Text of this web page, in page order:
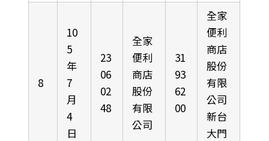
8
10
5
年
7
月
4
日
23
06
02
48
全家
便利
商店
股份
有限
公司
31
93
62
00
全家
便利
商店
股份
有限
公司
新台
大門